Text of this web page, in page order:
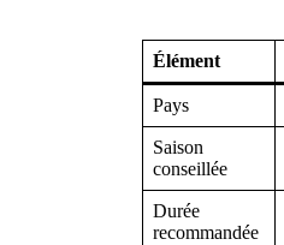
Élément
Pays
Saison
conseillée
Durée
recommandée